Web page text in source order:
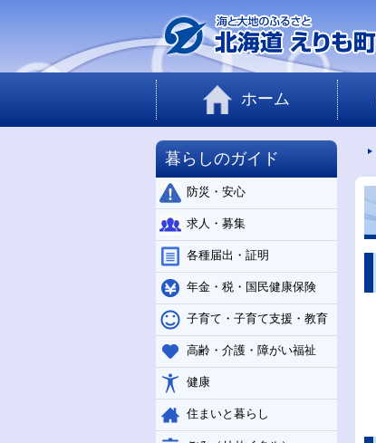
ホーム
暮らしのガイド
防災・安心
求人・募集
各種届出・証明
年金・税・国民健康保険
子育て・子育て支援・教育
高齢・介護・障がい福祉
健康
住まいと暮らし